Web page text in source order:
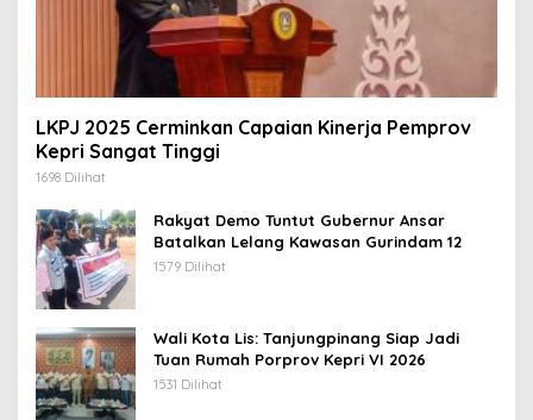
LKPJ 2025 Cerminkan Capaian Kinerja Pemprov
Kepri Sangat Tinggi
1698 Dilihat
Rakyat Demo Tuntut Gubernur Ansar
Batalkan Lelang Kawasan Gurindam 12
1579 Dilihat
Wali Kota Lis: Tanjungpinang Siap Jadi
Tuan Rumah Porprov Kepri VI 2026
1531 Dilihat